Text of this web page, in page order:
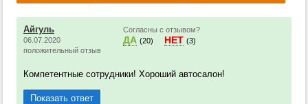
Айгуль
06.07.2020
положительный отзыв
Согласны с отзывом?
ДА (20) НЕТ (3)
Компетентные сотрудники! Хороший автосалон!
Показать ответ